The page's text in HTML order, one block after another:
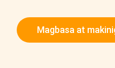
Magbasa at